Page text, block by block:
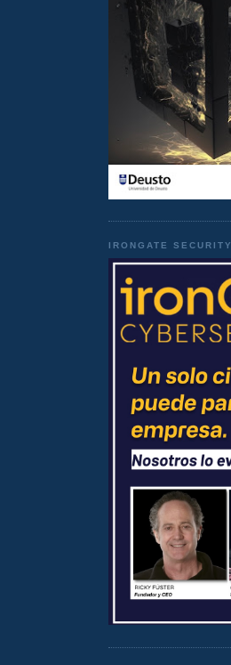
IRONGATE SECURITY